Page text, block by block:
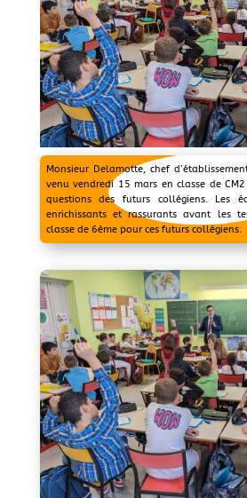
Monsieur Delamotte, chef
venu vendredi 15 mars en classe de
questions des futurs collégiens. Les
enrichissants et rassurants avant les
classe de 6ème pour ces futurs collégiens.